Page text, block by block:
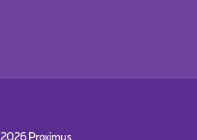
2026Proximus